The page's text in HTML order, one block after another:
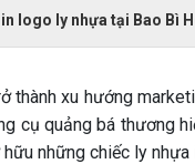
logo ly nhựa tại Bao Bì
thành xu hướng
cụ quảng bá thương
những chiếc ly